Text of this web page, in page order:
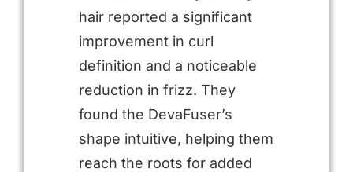
hair reported a significant
improvement in curl
definition and a noticeable
reduction in frizz. They
found the DevaFuser’s
shape intuitive, helping them
reach the roots for added